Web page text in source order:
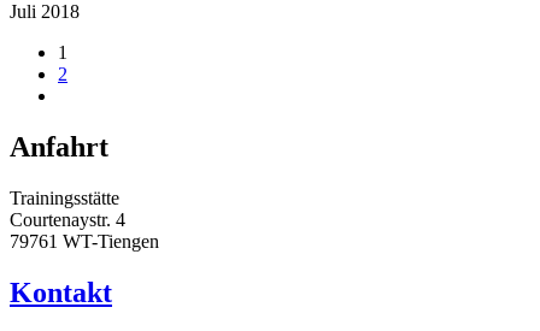
Juli 2018
1
2
Anfahrt
Trainingsstätte
Courtenaystr. 4
79761 WT-Tiengen
Kontakt